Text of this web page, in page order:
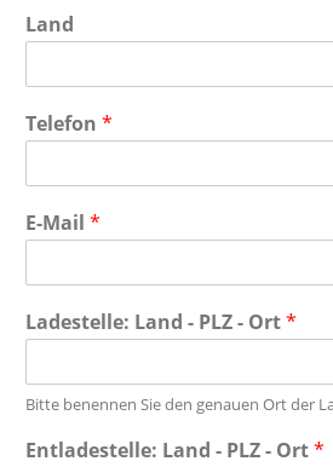
Land
Telefon *
E-Mail *
Ladestelle: Land - PLZ - Ort*
Bitte benennen Sie den genauen Ort der
Entladestelle: Land - PLZ - Ort*